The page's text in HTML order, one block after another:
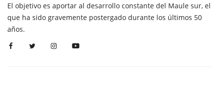
El objetivo es aportar al desarrollo constante del Maule sur, el
que ha sido gravemente postergado durante los últimos 50
años.